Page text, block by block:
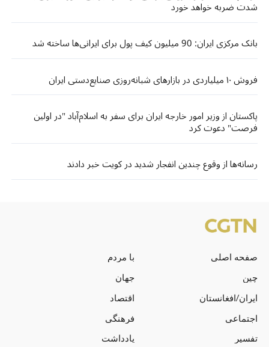
شدت ضربه خواهد خورد
بانک مرکزی ایران: 90 میلیون کیف پول برای ایرانی‌ها ساخته شد
فروش ۱۰ میلیاردی در بازارهای شبانه‌روزی صنایع‌دستی ایران
پاکستان از وزیر امور خارجه ایران برای سفر به اسلام‌آباد "در اولین
فرصت" دعوت کرد
رسانه‌ها از وقوع چندین انفجار شدید در کویت خبر دادند
صفحه اصلی
با مردم
چین
جهان
ایران/افغانستان
اقتصاد
اجتماعی
فرهنگی
تفسیر
یادداشت